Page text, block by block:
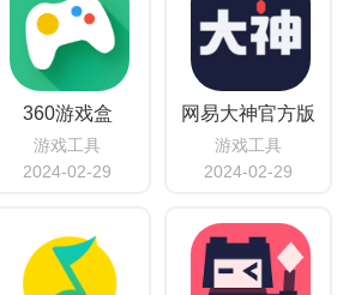
360游戏盒
游戏工具
2024-02-29
网易大神官方版
游戏工具
2024-02-29